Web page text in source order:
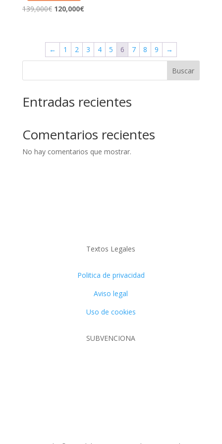
139,000€ El
era:
139,000€.
120,000€El
es:
120,000€.
← 1 2 3 4 5 6 7 8 9 →
Buscar
Entradas recientes
Comentarios recientes
No hay comentarios que mostrar.
Textos Legales
Politica de privacidad
Aviso legal
Uso de cookies
SUBVENCIONA